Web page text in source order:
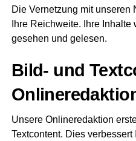
Die Ver­net­zung mit unse­ren
Ihre Reich­wei­te. Ihre
gese­hen und gelesen.
Bild- und
Unse­re Online­re­dak­ti­on
Text­con­tent. Dies